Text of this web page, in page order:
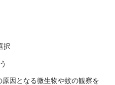
択
因となる微生物や蚊の観察を